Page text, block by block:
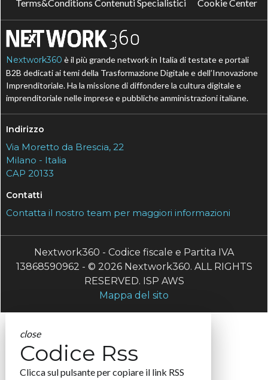
Terms&Conditions Contenuti Specialistici
Cookie Center
Nextwork360 è il più grande network in Italia di testate e portali
B2B dedicati ai temi della Trasformazione Digitale e dell’Innovazione
Imprenditoriale. Ha la missione di diffondere la cultura digitale e
imprenditoriale nelle imprese e pubbliche amministrazioni italiane.
Indirizzo
Via Moretto da Brescia, 22
Milano - Italia
CAP 20133
Contatti
Contatta il nostro team per maggiori informazioni
Nextwork360 - Codice fiscale e Partita IVA
13868590962 - © 2026 Nextwork360. ALL RIGHTS
RESERVED. ISP AWS
Mappa del sito
close
Codice Rss
Clicca sul pulsante per copiare il link RSS